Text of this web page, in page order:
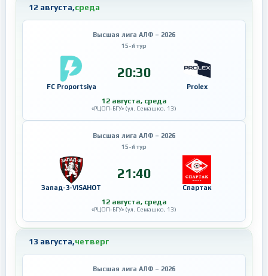
12 августа,среда
Высшая лига АЛФ – 2026
15-й тур
FC Proportsiya
20:30
Prolex
12 августа, среда
«РЦОП-БГУ» (ул. Семашко, 13)
Высшая лига АЛФ – 2026
15-й тур
Запад-3-VISAHOT
21:40
Спартак
12 августа, среда
«РЦОП-БГУ» (ул. Семашко, 13)
13 августа,четверг
Высшая лига АЛФ – 2026